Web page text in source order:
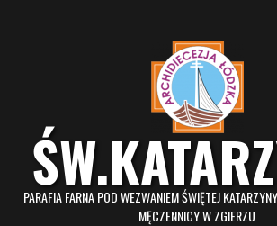
PARAFIA FARNA POD WEZWANIEM ŚWIĘTEJ
MĘCZENNICY W ZGIERZU